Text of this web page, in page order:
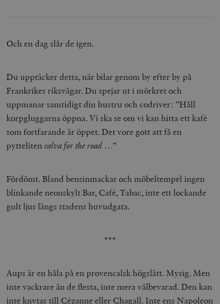
Och en dag slår de igen.
Du upptäcker detta, när bilar genom by efter by på
Frankrikes riksvägar. Du spejar ut i mörkret och
uppmanar samtidigt din hustru och codriver: ”Håll
korpgluggarna öppna. Vi ska se om vi kan hitta ett kafé
som fortfarande är öppet. Det vore gott att få en
pyttelitencalva for the road …”
Fördömt. Bland bensinmackar och möbeltempel ingen
blinkande neonskylt Bar, Café, Tabac, inte ett lockande
gult ljus längs stadens huvudgata.
***
Aups är en håla på en provencalsk högslätt. Mysig. Men
inte vackrare än de flesta, inte mera välbevarad. Den kan
inte knytas till Cézanne eller Chagall. Inte ens Napoleon